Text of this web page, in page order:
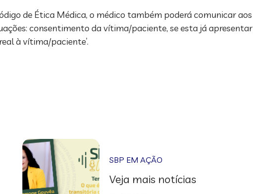
de Ética Médica, o médico também poderá comunicar aos
consentimento da vítima/paciente, se esta já apresentar
à vítima/paciente’.
SBP EM AÇÃO
Veja mais notícias